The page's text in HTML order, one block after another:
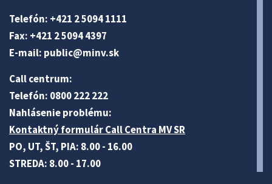
Telefón: +421 2 5094 1111
Fax: +421 2 5094 4397
E-mail: public@minv.sk
Call centrum:
Telefón: 0800 222 222
Nahlásenie problému:
Kontaktný formulár Call Centra MV SR
PO, UT, ŠT, PIA: 8.00 - 16.00
STREDA: 8.00 - 17.00